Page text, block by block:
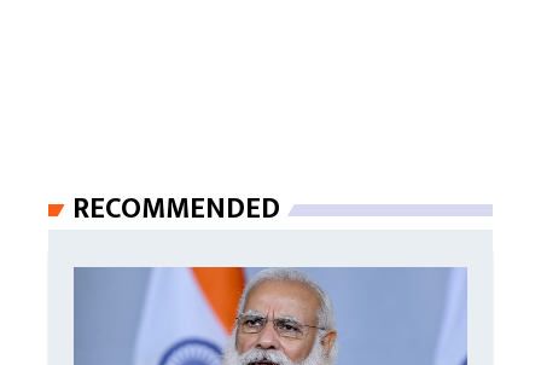
RECOMMENDED